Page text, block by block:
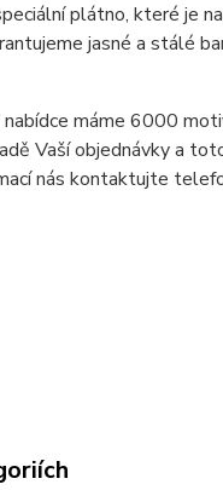
plátno, které je
jasné a stálé
máme 6000
Vaší objednávky a
nás kontaktujte